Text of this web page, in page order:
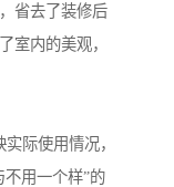
省去了装修后
室内的美观，
际使用情况，
用一个样”的